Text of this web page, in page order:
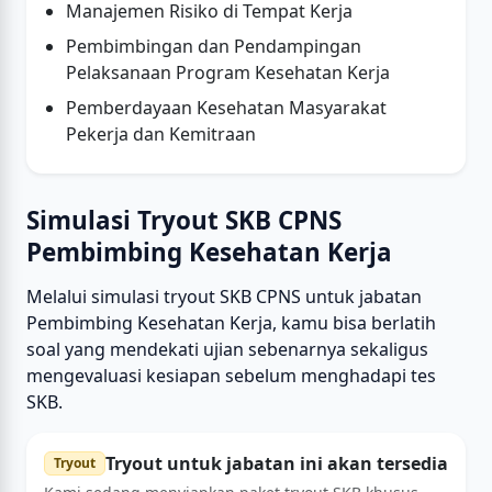
Manajemen Risiko di Tempat Kerja
Pembimbingan dan Pendampingan
Pelaksanaan Program Kesehatan Kerja
Pemberdayaan Kesehatan Masyarakat
Pekerja dan Kemitraan
Simulasi Tryout SKB CPNS
Pembimbing Kesehatan Kerja
Melalui simulasi tryout SKB CPNS untuk jabatan
Pembimbing Kesehatan Kerja, kamu bisa berlatih
soal yang mendekati ujian sebenarnya sekaligus
mengevaluasi kesiapan sebelum menghadapi tes
SKB.
Tryout Tryout untuk jabatan ini akan tersedia